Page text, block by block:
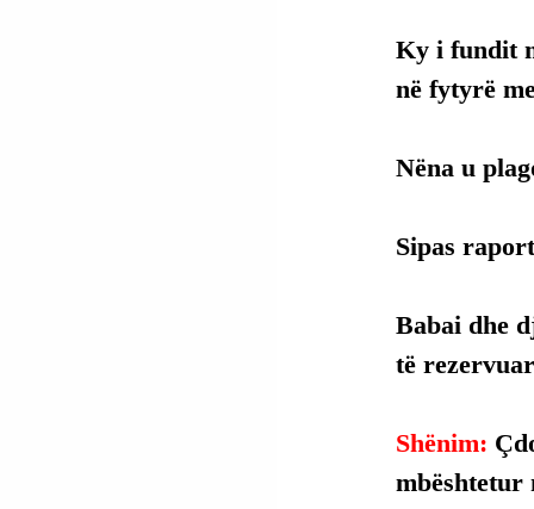
Ky i fundit
në fytyrë
Nëna u
Sipas
Babai dhe
të
Shënim: